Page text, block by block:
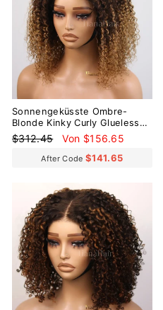
Sonnengeküsste Ombre-
Blonde Kinky Curly Glueless
6x4 Vorgeschnittene
Spitzenperücke
Normaler
$312.45 Sonderpreis
Von $156.65
After Code $141.65